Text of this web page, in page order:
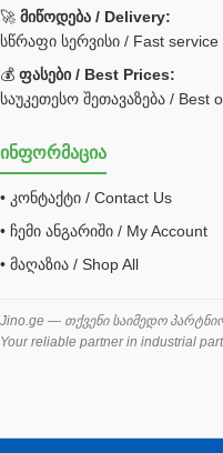
Caterpillar ფილტრი
JCB ფილტრი
ქვაბი გათბობა მილები
შემაერთებელი /
შემაერთებელი BSPP /
შესაფუთი მანქანა
შლანგი
საწვავის შლანგი
🚀 მიწოდება / Delivery:
სწრაფი სერვისი / Fast service
💰 ფასები / Best Prices:
საუკეთესო შეთავაზება / Best
ინფორმაცია
• კონტაქტი / Contact Us
• ჩემი ანგარიში / My Account
• მაღაზია / Shop All
Jino.ge — თქვენი საიმედო
Your reliable partner in industrial